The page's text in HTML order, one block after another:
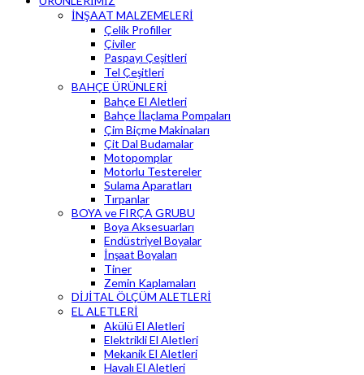
İNŞAAT MALZEMELERİ
Çelik Profiller
Çiviler
Paspayı Çeşitleri
Tel Çeşitleri
BAHÇE ÜRÜNLERİ
Bahçe El Aletleri
Bahçe İlaçlama Pompaları
Çim Biçme Makinaları
Çit Dal Budamalar
Motopomplar
Motorlu Testereler
Sulama Aparatları
Tırpanlar
BOYA ve FIRÇA GRUBU
Boya Aksesuarları
Endüstriyel Boyalar
İnşaat Boyaları
Tiner
Zemin Kaplamaları
DİJİTAL ÖLÇÜM ALETLERİ
EL ALETLERİ
Akülü El Aletleri
Elektrikli El Aletleri
Mekanik El Aletleri
Havalı El Aletleri